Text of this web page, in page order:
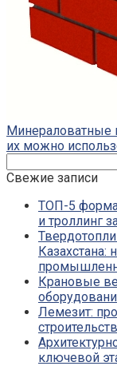
Минераловатные
их можно
Свежие записи
ТОП-5
и троллинг
Крановые
Лемезит:
ключевой